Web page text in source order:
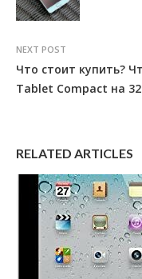
NEXT POST
Что стоит купить?
Tablet Compact на
RELATED ARTICLES